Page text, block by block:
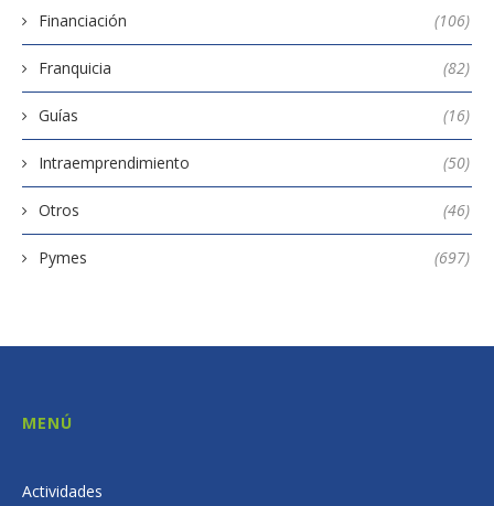
Financiación (106)
Franquicia (82)
Guías (16)
Intraemprendimiento (50)
Otros (46)
Pymes (697)
MENÚ
Actividades